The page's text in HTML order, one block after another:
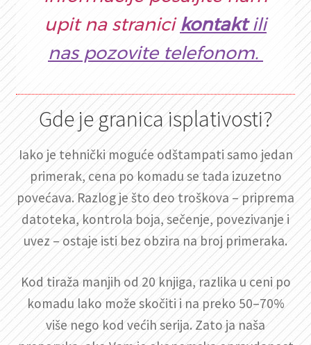
upit na stranici kontaktili
nas pozovite telefonom.
Gde je granica isplativosti?
Iako je tehnički moguće odštampati samo jedan
primerak, cena po komadu se tada izuzetno
povećava. Razlog je što deo troškova – priprema
datoteka, kontrola boja, sečenje, povezivanje i
uvez – ostaje isti bez obzira na broj primeraka.
Kod tiraža manjih od 20 knjiga, razlika u ceni po
komadu lako može skočiti i na preko 50–70%
više nego kod većih serija. Zato ja naša